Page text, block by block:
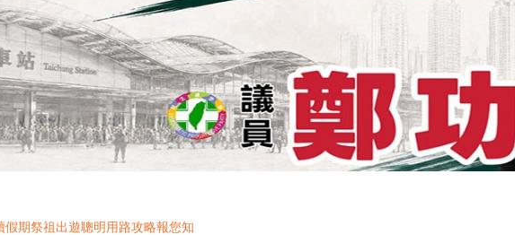
假期祭祖出遊聰明用路攻略報您知